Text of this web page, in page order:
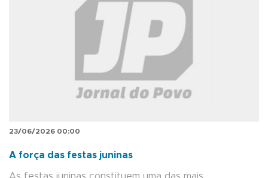
23/06/2026 00:00
A força das festas juninas